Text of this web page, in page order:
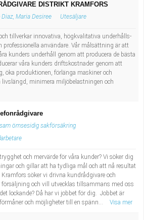
DISTRIKT KRAMFORS
Diaz, Maria Desiree Utesäljare
tillverkar innovativa, högkvalitativa underhålls-
professionella användare. Vår målsättning är att
kunders underhåll genom att producera de bästa
våra kunders driftskostnader genom att
öka produktionen, förlänga maskiner och
minimera miljöbelastningen och
ömsesidig sakförsäkring
och mervärde för våra kunder? Vi söker dig
och gillar att ha tydliga mål och att nå resultat
söker vi drivna kundrådgivare och
och vill utvecklas tillsammans med oss
lockande? Då har vi jobbet för dig. Jobbet är
och möjligheter till en spänn...
Visa mer